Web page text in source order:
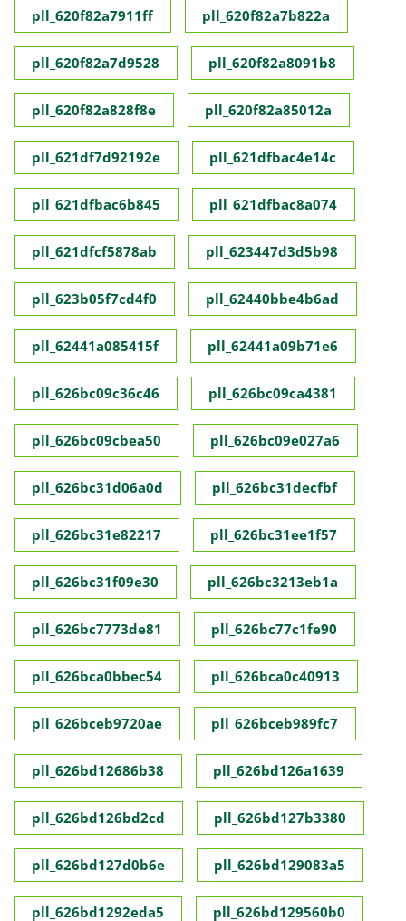
pll_620f82a7911ff pll_620f82a7b822a
pll_620f82a7d9528 pll_620f82a8091b8
pll_620f82a828f8e pll_620f82a85012a
pll_621df7d92192e pll_621dfbac4e14c
pll_621dfbac6b845 pll_621dfbac8a074
pll_621dfcf5878ab pll_623447d3d5b98
pll_623b05f7cd4f0 pll_62440bbe4b6ad
pll_62441a085415f pll_62441a09b71e6
pll_626bc09c36c46 pll_626bc09ca4381
pll_626bc09cbea50 pll_626bc09e027a6
pll_626bc31d06a0d pll_626bc31decfbf
pll_626bc31e82217 pll_626bc31ee1f57
pll_626bc31f09e30 pll_626bc3213eb1a
pll_626bc7773de81 pll_626bc77c1fe90
pll_626bca0bbec54 pll_626bca0c40913
pll_626bceb9720ae pll_626bceb989fc7
pll_626bd12686b38 pll_626bd126a1639
pll_626bd126bd2cd pll_626bd127b3380
pll_626bd127d0b6e pll_626bd129083a5
pll_626bd1292eda5 pll_626bd129560b0